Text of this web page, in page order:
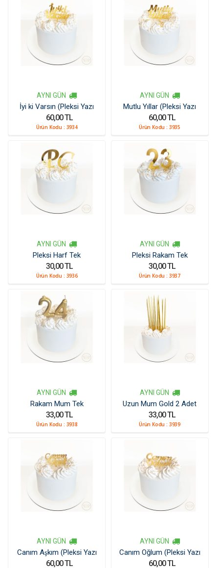
AYNI GÜN
İyi ki Varsın (Pleksi Yazı
Kücük)
60,00 TL
Ürün Kodu : 3934
AYNI GÜN
Mutlu Yıllar (Pleksi Yazı
Kücük)
60,00 TL
Ürün Kodu : 3935
AYNI GÜN
Pleksi Harf Tek
30,00 TL
Ürün Kodu : 3936
AYNI GÜN
Pleksi Rakam Tek
30,00 TL
Ürün Kodu : 3937
AYNI GÜN
Rakam Mum Tek
33,00 TL
Ürün Kodu : 3938
AYNI GÜN
Uzun Mum Gold 2 Adet
33,00 TL
Ürün Kodu : 3939
AYNI GÜN
Canım Aşkım (Pleksi Yazı
60,00 TL
AYNI GÜN
Canım Oğlum (Pleksi Yazı
60,00 TL